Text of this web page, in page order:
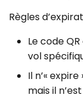
Règles
Le code
vol
Il n’«
mais il